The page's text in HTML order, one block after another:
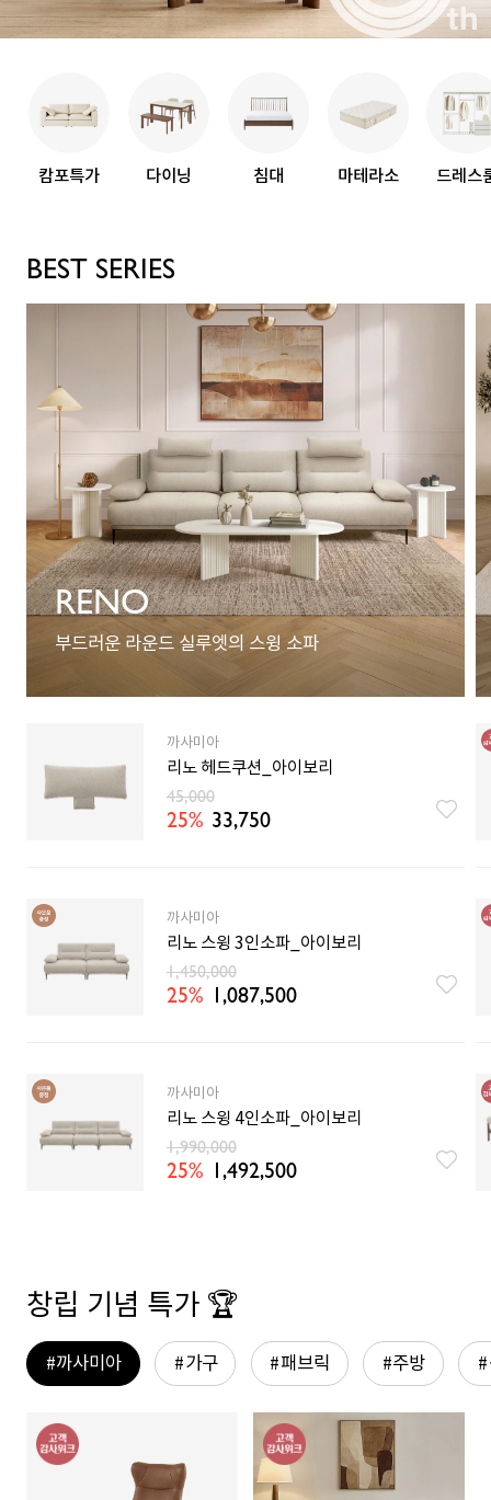
캄포특가 다이닝 침대 마테라소 드레스
BEST SERIES
RENO
부드러운 라운드 실루엣의 스윙 소파
까사미아
리노 헤드쿠션_아이보리
45,000
25% 33,750
까사미아
리노 스윙 3인소파_아이보리
1,450,000
25% 1,087,500
까사미아
리노 스윙 4인소파_아이보리
1,990,000
25% 1,492,500
창립 기념 특가 🏆
까사미아 가구 패브릭 주방